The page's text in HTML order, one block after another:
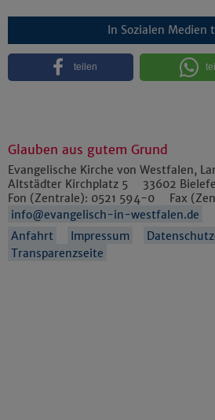
In Sozialen Medien
teilen
Glauben aus gutem Grund
Evangelische Kirche von Westfalen,
Altstädter Kirchplatz 5
33602
Fon (Zentrale): 0521 594-0 Fax
info@evangelisch-in-westfalen.de
Anfahrt
Impressum
Transparenzseite